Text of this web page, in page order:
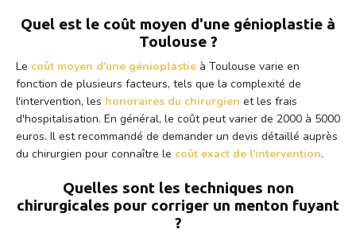
Quel est le coût moyen d'une génioplastie à
Toulouse ?
Le coût moyen d'une génioplastie à Toulouse varie en
fonction de plusieurs facteurs, tels que la complexité de
l'intervention, les honoraires du chirurgien et les frais
d'hospitalisation. En général, le coût peut varier de 2000 à 5000
euros. Il est recommandé de demander un devis détaillé auprès
du chirurgien pour connaître le coût exact de l'intervention.
Quelles sont les techniques non
chirurgicales pour corriger un menton fuyant
?